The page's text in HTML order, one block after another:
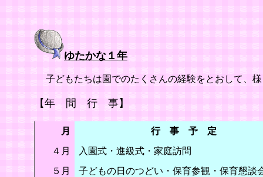
ゆたかな１年
子どもたちは園でのたくさんの経験をとおして、
【年 間 行 事】
月
行 事 予 定
４月
入園式・進級式・家庭訪問
５月
子どもの日のつどい・保育参観・保育懇談